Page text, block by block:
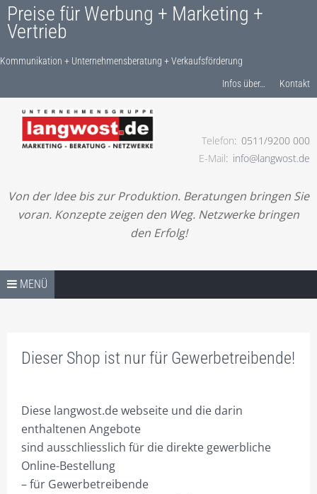
Preise für Werbung + Marketing +
Vertrieb
Kommunikation + Unternehmensberatung + Verkaufsförderung
Infos über…
Kontakt
Kommunikation + Unternehmensberatung +
Telefon 0511/9200 000
E-Mail
info@langwost.de
Von der Idee bis zur Produktion. Beratungen bringen Sie
voran. Konzepte zeigen den Weg. Netzwerke bringen
den Erfolg!
Springe zum Inhalt
MENÜ
PREISE / SHOP – START
ONLINE – SHOP FÜR UNTERNEHMENSBERATUNG
SEI DOCH MAL CREATIV.
FIRMEN VERPACKEN.
ONLINE ERFOLGREICHER.
Dieser Shop ist nur für Gewerbetreibende!
Diese langwost.de webseite und die darin
enthaltenen Angebote
sind ausschliesslich für die direkte gewerbliche
Online-Bestellung
– für Gewerbetreibende